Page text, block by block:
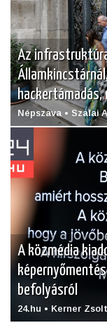
Az
Népszava • Szalai
A közmédia
befolyásról
24.hu • Kerner Zsolt